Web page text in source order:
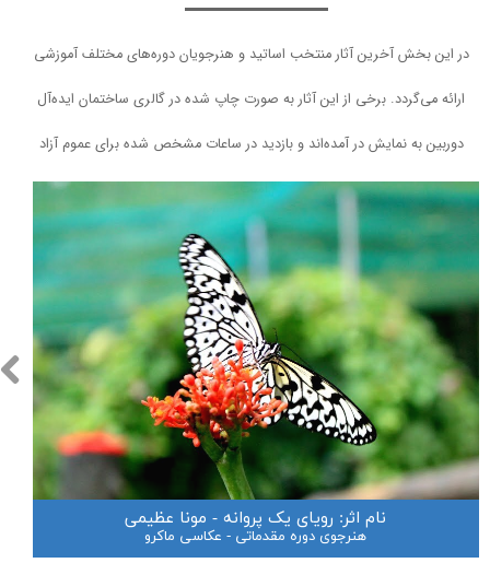
در این بخش آخرین آثار منتخب اساتید و هنرجویان دوره‌های مختلف آموزشی
ارائه می‌گردد. برخی از این آثار به صورت چاپ شده در گالری ساختمان ایده‌آل
دوربین به نمایش در آمده‌اند و بازدید در ساعات مشخص شده برای عموم آزاد
است.
نام اثر: ردپای پاییز - فریدون معتمدی
هنرجوی دوره‌ی مقدماتی - عکاسی ماکرو